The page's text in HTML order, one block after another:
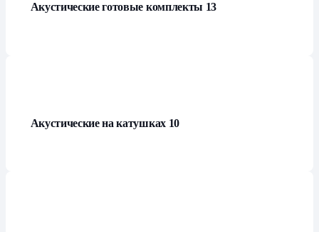
Акустические готовые комплекты 13
Акустические на катушках 10